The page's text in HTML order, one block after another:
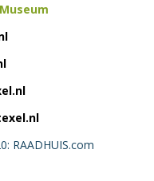
Museum
RAADHUIS.com